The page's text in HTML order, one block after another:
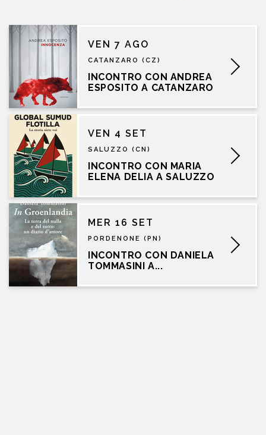
VEN 7 AGO
CATANZARO (CZ)
INCONTRO CON ANDREA
ESPOSITO A CATANZARO
VEN 4 SET
SALUZZO (CN)
INCONTRO CON MARIA
ELENA DELIA A SALUZZO
MER 16 SET
PORDENONE (PN)
INCONTRO CON DANIELA
TOMMASINI A...